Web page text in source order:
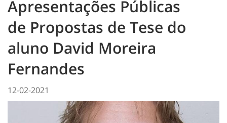
Apresentações Públicas
de Propostas de Tese do
aluno David Moreira
Fernandes
12-02-2021